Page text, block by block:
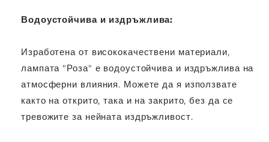
Водоустойчива и издръжлива:
Изработена от висококачествени материали,
лампата "Роза" е водоустойчива и издръжлива на
атмосферни влияния. Можете да я използвате
както на открито, така и на закрито, без да се
тревожите за нейната издръжливост.